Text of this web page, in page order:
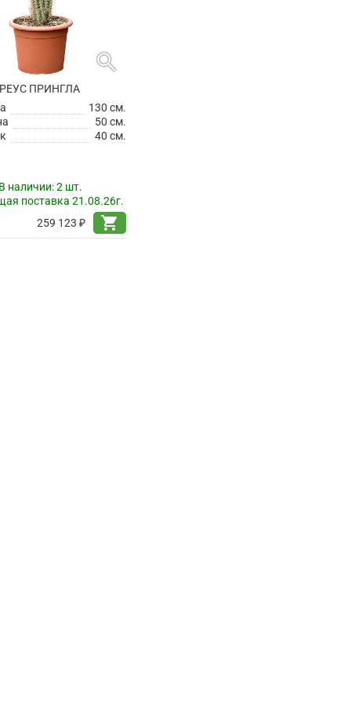
search
ПРИНГЛА
130 см.
50 см.
40 см.
наличии:2 шт.
поставка 21.08.26г.
259 123 ₽
shopping_cart